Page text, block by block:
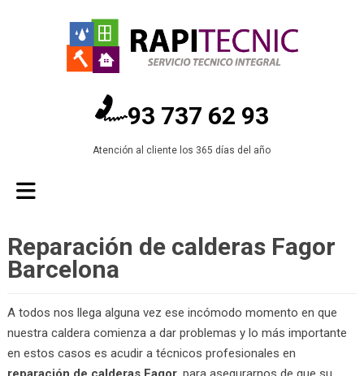
93 737 62 93
Atención al cliente los 365 días del año
Reparación de calderas Fagor
Barcelona
A todos nos llega alguna vez ese incómodo momento en que
nuestra caldera comienza a dar problemas y lo más importante
en estos casos es acudir a técnicos profesionales en